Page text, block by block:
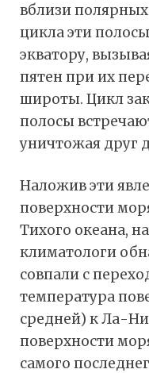
вблизи
цикла эти
экватору,
пятен при их
широты. Цикл
полосы
уничтожая друг
Наложив эти
поверхности
Тихого океана,
климатологи
совпали с
температура
средней) к Ла-
поверхности
самого